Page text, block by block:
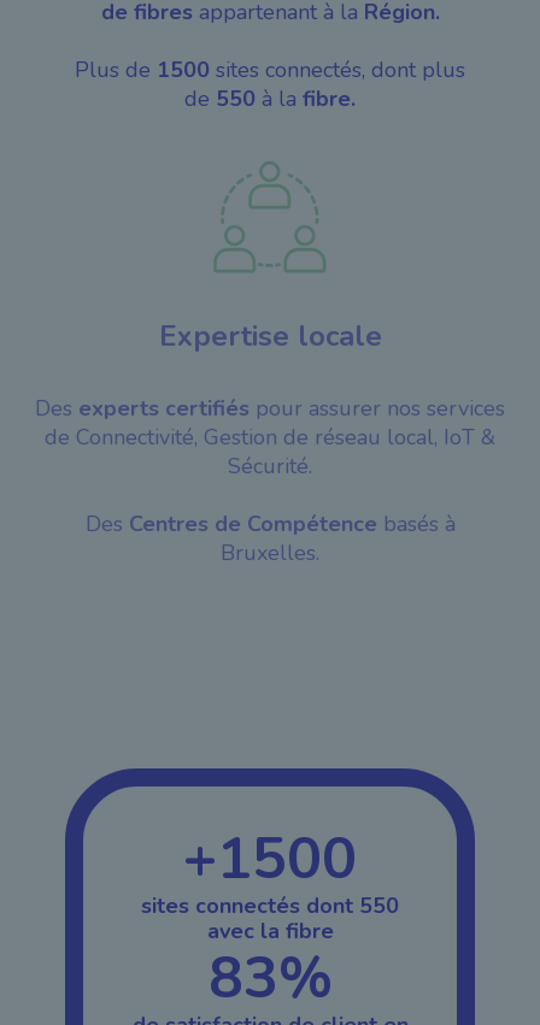
de fibres appartenant à la Région.
Plus de 1500 sites connectés, dont plus
de 550 à la fibre.
Expertise locale
de Connectivité, Gestion de réseau local, IoT &
Sécurité.
Bruxelles.
+1500
sites connectés dont 550
avec la fibre
83%